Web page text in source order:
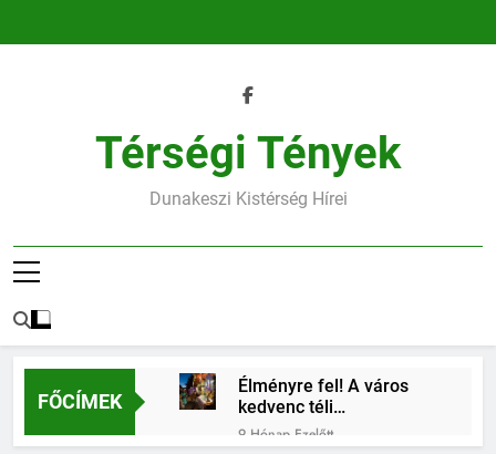
Térségi Tények
Dunakeszi Kistérség Hírei
FŐCÍMEK
Élményre fel! A város
kedvenc téli
találkozóhelye vár rád
9 Hónap Ezelőtt